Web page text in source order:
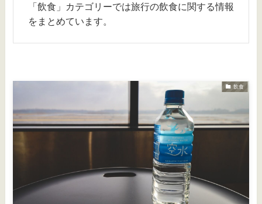
「飲食」カテゴリーでは旅行の飲食に関する情報
をまとめています。
飲食